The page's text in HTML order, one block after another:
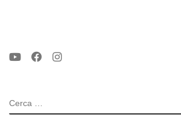
CERCA